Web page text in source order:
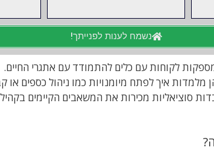
נשמח לענות לפנייתך!
לקוחות עם כלים להתמודד עם אתגרי החיים.
מלמדות איך לפתח מיומנויות כמו ניהול כספים
סוציאליות מכירות את המשאבים הקיימים